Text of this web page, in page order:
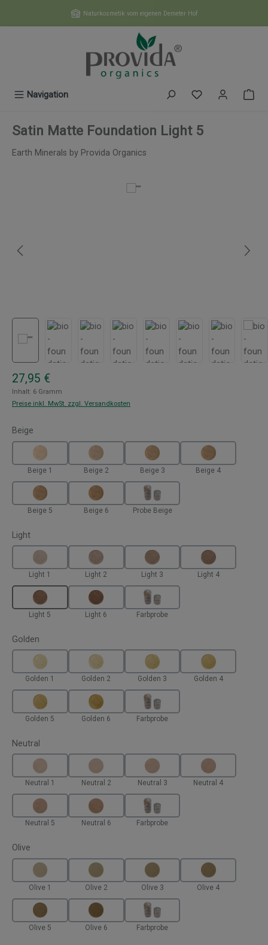
Zum Hauptinhalt springenNaturkosmetik vom eigenen Demeter Hof
Navigation Du hast 0
Satin Matte Foundation Light 5
Earth Minerals by Provida Organics
Regulärer Preis:
27,95 €
Inhalt: 6 Gramm
Preise inkl. MwSt. zzgl. Versandkosten
Beige
Beige 1 Beige 2 Beige 3 Beige 4
Beige 5 Beige 6 Probe Beige
Lightauswählen
Light 1 Light 2 Light 3 Light 4
Light 5 Light 6 Farbprobe
Golden
Golden 1 Golden 2 Golden 3 Golden 4
Golden 5 Golden 6 Farbprobe
Neutral
Neutral 1 Neutral 2 Neutral 3 Neutral 4
Neutral 5 Neutral 6 Farbprobe
Olive
Olive 1 Olive 2 Olive 3 Olive 4
Olive 5 Olive 6 Farbprobe